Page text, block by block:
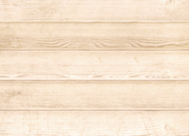
ENTION〜 ★
る場合がござ
が退色し、香
度ご使用くださ